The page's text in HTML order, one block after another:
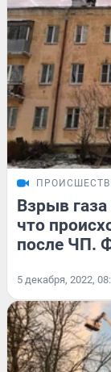
Взрыв
что
после ЧП.
5 декабря, 2022,